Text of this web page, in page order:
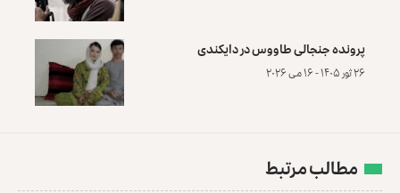
پرونده‌ جنجالی طاووس در دایکندی
۲۶ ثور ۱۴۰۵ - ۱۶ می ۲۰۲۶
مطالب مرتبط